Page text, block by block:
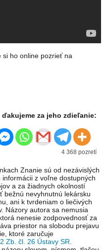
si ho online pozrieť na
za jeho zdieľanie:
4 368 pozretí
Znanie sú od nezávislých
z voľne dostupných
a za žiadnych okolností
bežnú nevyhnutnú lekársku
ani k tvrdeniam o liečivých
Názory autora sa nemusia
nenesie zodpovednosť za
priestor na slobodu prejavu
ktoré zaručuje
Zb. čl. 26 Ústavy SR